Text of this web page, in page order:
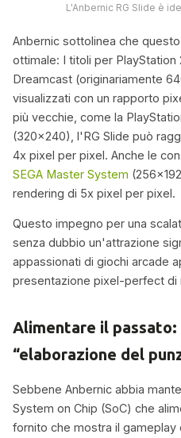
L'Anbernic RG Slide è
Anbernic sottolinea che
ottimale: I titoli per PlayStation
Dreamcast (originariamente
visualizzati con un rapporto
più vecchie, come la
(320×240), l'RG Slide può
4x pixel per pixel. Anche le
SEGA Master System
rendering di 5x pixel per pixel.
Questo impegno per una
senza dubbio un'attrazione
appassionati di giochi arcade
presentazione pixel-perfect di
Alimentare il passato:
“elaborazione del
Sebbene Anbernic abbia
System on Chip (SoC) che
fornito che mostra il gameplay